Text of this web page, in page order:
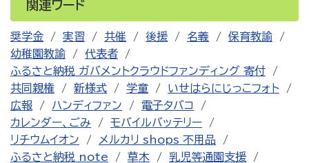
関連ワード
奨学金 実習 共催 後援 名義
保育教諭
幼稚園教諭
代表者
ふるさと納税 ガバメントクラウドファンディング 寄付
共同親権
新様式 学童
いせはらにじっこフォト
広報
ハンディファン
電子タバコ
カレンダー、ごみ
モバイルバッテリー
リチウムイオン
メルカリ shops 不用品
ふるさと納税 note
草木
乳児等通園支援